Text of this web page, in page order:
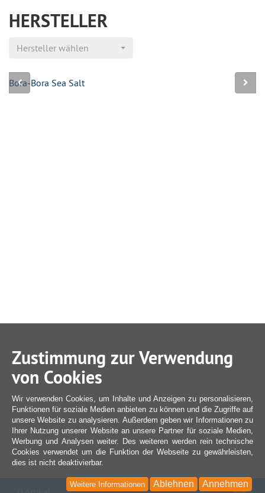
HERSTELLER
Hersteller wählen
Bora-Bora Sea Salt
Zustimmung zur Verwendung
von Cookies
Wir verwenden Cookies, um Inhalte und Anzeigen zu personalisieren,
Funktionen für soziale Medien anbieten zu können und die Zugriffe auf
unsere Website zu analysieren. Außerdem geben wir Informationen zu
Ihrer Nutzung unserer Website an unsere Partner für soziale Medien,
Werbung und Analysen weiter. Des weiteren werden rein technische
Cookies verwendet um die Funktion der Webseite zu gewährleisten,
dies ist nicht deaktivierbar.
Annehmen
Ablehnen
Weitere Informationen